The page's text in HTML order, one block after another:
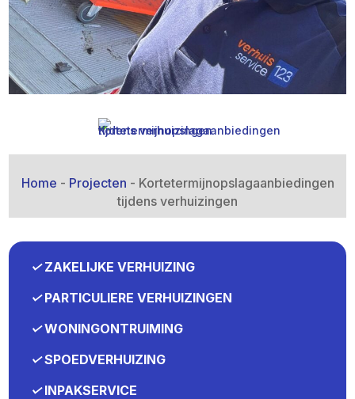
Home - Projecten - Kortetermijnopslagaanbiedingen
tijdens verhuizingen
✓ZAKELIJKE VERHUIZING
✓PARTICULIERE VERHUIZINGEN
✓WONINGONTRUIMING
✓SPOEDVERHUIZING
✓INPAKSERVICE